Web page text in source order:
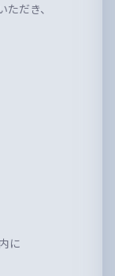
だき、
に